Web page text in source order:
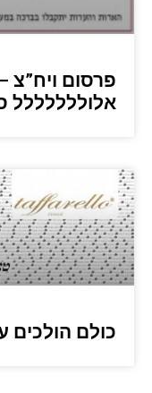
פרסום
אלוללללללל
כולם